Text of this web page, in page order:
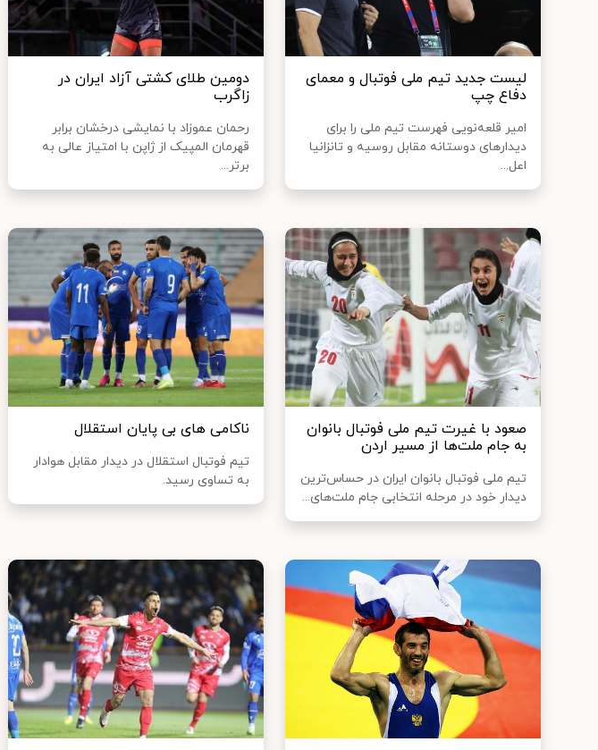
لیست جدید تیم ملی فوتبال و معمای
دفاع چپ
امیر قلعه‌نویی فهرست تیم ملی را برای
دیدارهای دوستانه مقابل روسیه و تانزانیا
اعل...
دومین طلای کشتی آزاد ایران در
زاگرب
رحمان عموزاد با نمایشی درخشان برابر
قهرمان المپیک از ژاپن با امتیاز عالی به
برتر...
صعود با غیرت تیم ملی فوتبال بانوان
به جام ملت‌ها از مسیر اردن
تیم ملی فوتبال بانوان ایران در حساس‌ترین
دیدار خود در مرحله انتخابی جام ملت‌های...
ناکامی‌ های بی‌ پایان استقلال
تیم فوتبال استقلال در دیدار مقابل هوادار
به تساوی رسید.